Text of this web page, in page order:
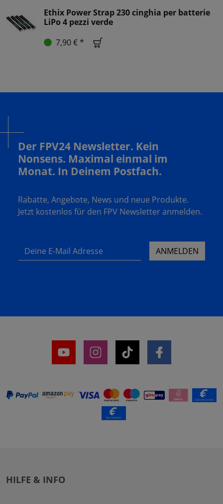
Ethix Power Strap 230 cinghia per batterie
LiPo 4 pezzi verde
7,90 € *
Der FPV24 Newsletter. Kein
Nonsens. Maximal einmal im
Monat. In Deinem Postfach.
Rabatte, Angebote, News und neue Produkte.
Jetzt kostenlos für den FPV Newsletter anmelden.
Deine E-Mail Adresse ANMELDEN
HILFE & INFO